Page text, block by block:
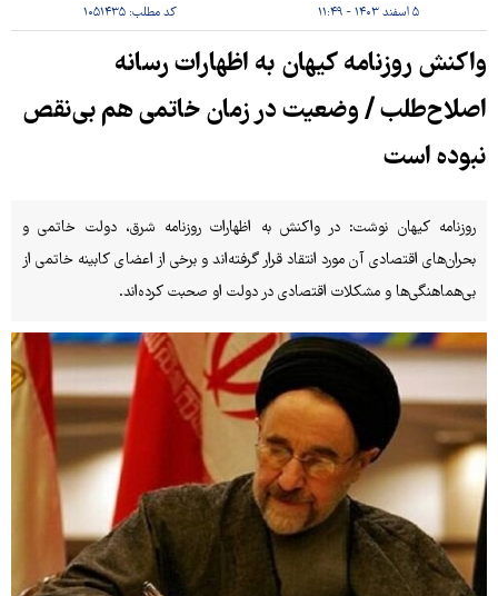
۵ اسفند ۱۴۰۳ - ۱۱:۴۹ کد مطلب: ۱۰۵۱۴۳۵
واکنش روزنامه کیهان به اظهارات رسانه
اصلاح‌طلب / وضعیت در زمان خاتمی هم بی‌نقص
نبوده است
روزنامه کیهان نوشت: در واکنش به اظهارات روزنامه شرق، دولت خاتمی و
بحران‌های اقتصادی آن مورد انتقاد قرار گرفته‌اند و برخی از اعضای کابینه خاتمی از
بی‌هماهنگی‌ها و مشکلات اقتصادی در دولت او صحبت کرده‌اند.